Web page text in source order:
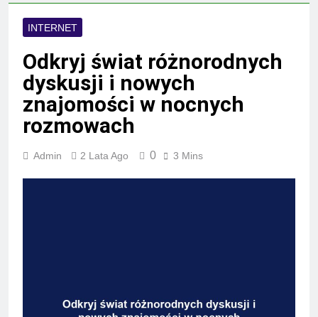
INTERNET
Odkryj świat różnorodnych
dyskusji i nowych
znajomości w nocnych
rozmowach
Admin 2 Lata Ago 0 3 Mins